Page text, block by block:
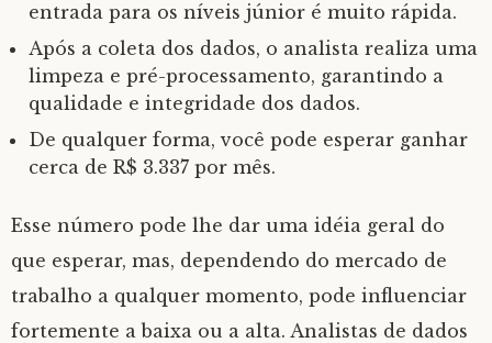
entrada para os níveis júnior é muito rápida.
Após a coleta dos dados, o analista realiza uma
limpeza e pré-processamento, garantindo a
qualidade e integridade dos dados.
De qualquer forma, você pode esperar ganhar
cerca de R$ 3.337 por mês.
Esse número pode lhe dar uma idéia geral do
que esperar, mas, dependendo do mercado de
trabalho a qualquer momento, pode influenciar
fortemente a baixa ou a alta. Analistas de dados